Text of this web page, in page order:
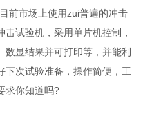
前市场上使用zui普遍的冲击
试验机，采用单片机控制，
显结果并可打印等，并能利
下次试验准备，操作简便，工
求你知道吗?